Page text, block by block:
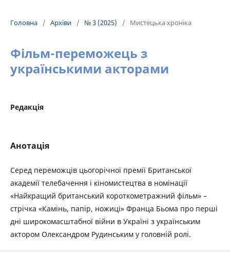
Головна / Архіви / № 3 (2025) / Мистецька хроніка
Фільм-переможець з
українськими акторами
Редакція
Анотація
Серед переможців цьогорічної премії Британської
академії телебачення і кіномистецтва в номінації
«Найкращий британський короткометражний фільм» –
стрічка «Камінь, папір, ножиці» Франца Бьома про перші
дні широкомасштабної війни в Україні з українським
актором Олександром Рудинським у головній ролі.